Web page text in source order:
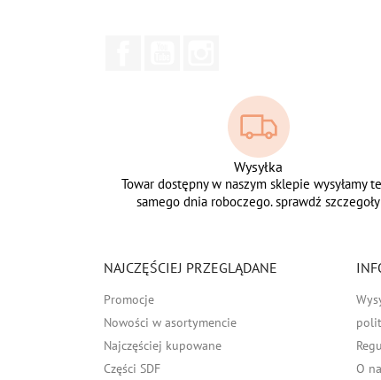
Wysyłka
Towar dostępny w naszym sklepie wysyłamy
samego dnia roboczego. sprawdź szczegoły
NAJCZĘŚCIEJ PRZEGLĄDANE
Promocje
Nowości w asortymencie
Najczęściej kupowane
Części SDF
O